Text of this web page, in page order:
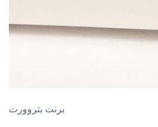
برنت بتروورث